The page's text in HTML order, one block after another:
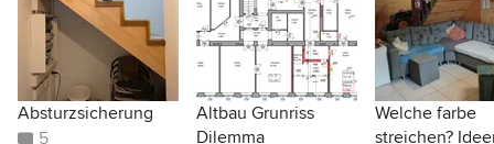
Absturzsicherung
5
Altbau Grunriss
Dilemma
Welche farbe
streichen?